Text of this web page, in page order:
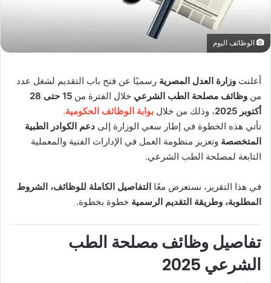
الوظائف اليوم
أعلنت وزارة العدل المصرية رسميًا عن فتح باب التقديم لشغل عدد
من وظائف مصلحة الطب الشرعي خلال الفترة من
15 حتى 28
أكتوبر 2025
، وذلك من خلال بوابة الوظائف الحكومية.
تأتي هذه الخطوة في إطار سعي الوزارة إلى دعم الكوادر الطبية
المتخصصة وتعزيز منظومة العمل في الإدارات الفنية والمعملية
التابعة لمصلحة الطب الشرعي.
في هذا التقرير، نستعرض معًا التفاصيل الكاملة للوظائف، الشروط
المطلوبة، وطريقة التقديم الرسمية خطوة بخطوة.
تفاصيل وظائف مصلحة الطب
الشرعي 2025